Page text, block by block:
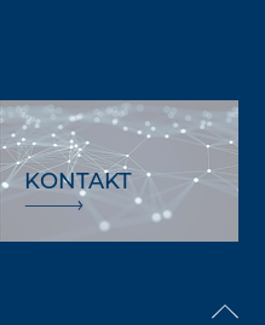
KONTAKT